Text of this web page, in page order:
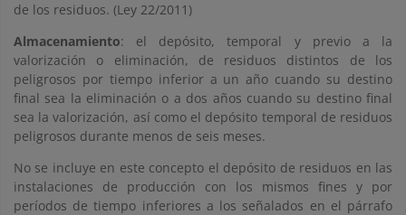
de los residuos. (Ley 22/2011)
Almacenamiento: el depósito, temporal y previo a la
valorización o eliminación, de residuos distintos de los
peligrosos por tiempo inferior a un año cuando su destino
final sea la eliminación o a dos años cuando su destino final
sea la valorización, así como el depósito temporal de residuos
peligrosos durante menos de seis meses.
No se incluye en este concepto el depósito de residuos en las
instalaciones de producción con los mismos fines y por
períodos de tiempo inferiores a los señalados en el párrafo